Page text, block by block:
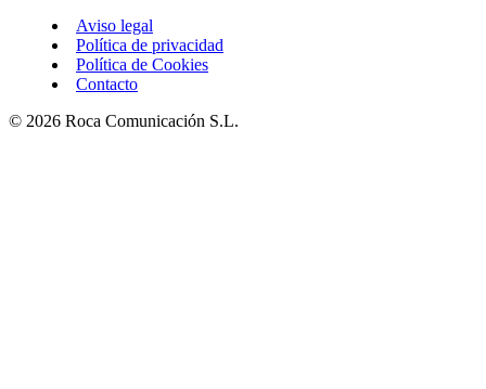
Aviso legal
Política de privacidad
Política de Cookies
Contacto
© 2026 Roca Comunicación S.L.